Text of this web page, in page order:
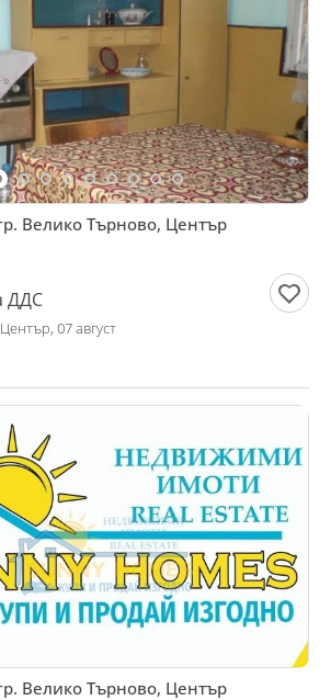
Велико Търново, Център
ДДС
07 август
Велико Търново, Център